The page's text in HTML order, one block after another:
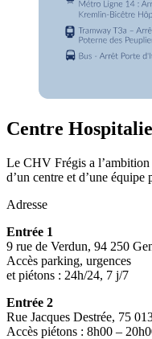
Centre
Le CHV Frégis a l’ambition
d’un centre et d’une
Adresse
Entrée 1
9 rue de Verdun, 94 250
Accès parking, urgences
et piétons : 24h/24, 7 j/7
Entrée 2
Rue Jacques Destrée, 75
Accès piétons : 8h00 –